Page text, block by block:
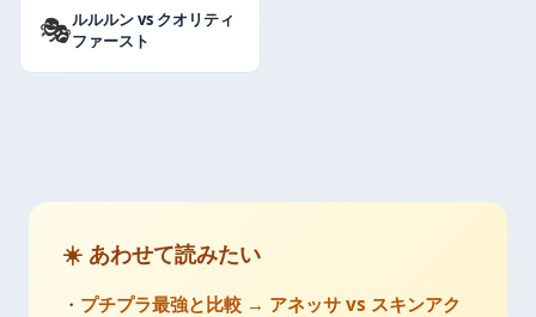
🎭ルルルン vs クオリティ
ファースト
☀️ あわせて読みたい
・ プチプラ最強と比較 → アネッサ vs スキンアク